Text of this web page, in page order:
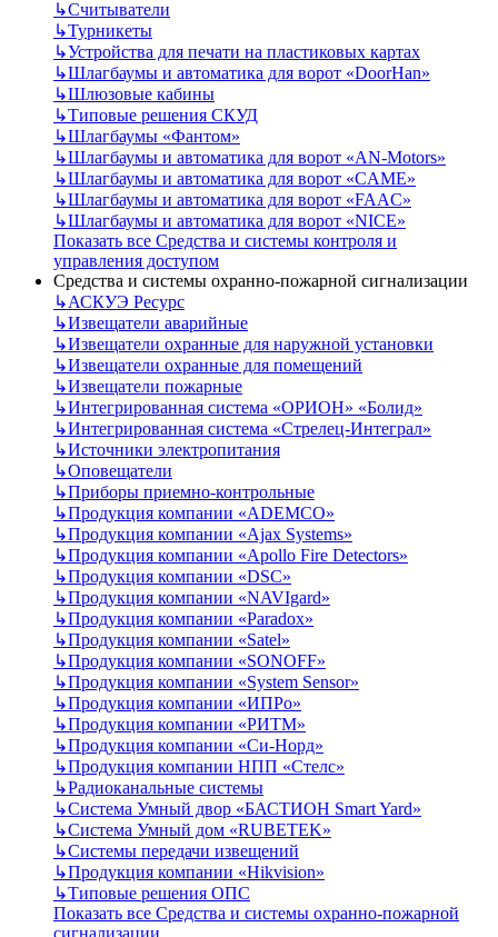
↳Считыватели
↳Турникеты
↳Устройства для печати на пластиковых картах
↳Шлагбаумы и автоматика для ворот «DoorHan»
↳Шлюзовые кабины
↳Типовые решения СКУД
↳Шлагбаумы «Фантом»
↳Шлагбаумы и автоматика для ворот «AN-Motors»
↳Шлагбаумы и автоматика для ворот «CAME»
↳Шлагбаумы и автоматика для ворот «FAAC»
↳Шлагбаумы и автоматика для ворот «NICE»
Показать все Средства и системы контроля и
управления доступом
Средства и системы охранно-пожарной сигнализации
↳АСКУЭ Ресурс
↳Извещатели аварийные
↳Извещатели охранные для наружной установки
↳Извещатели охранные для помещений
↳Извещатели пожарные
↳Интегрированная система «ОРИОН» «Болид»
↳Интегрированная система «Стрелец-Интеграл»
↳Источники электропитания
↳Оповещатели
↳Приборы приемно-контрольные
↳Продукция компании «ADEMCO»
↳Продукция компании «Ajax Systems»
↳Продукция компании «Apollo Fire Detectors»
↳Продукция компании «DSC»
↳Продукция компании «NAVIgard»
↳Продукция компании «Paradox»
↳Продукция компании «Satel»
↳Продукция компании «SONOFF»
↳Продукция компании «System Sensor»
↳Продукция компании «ИПРо»
↳Продукция компании «РИТМ»
↳Продукция компании «Си-Норд»
↳Продукция компании НПП «Стелс»
↳Радиоканальные системы
↳Система Умный двор «БАСТИОН Smart Yard»
↳Система Умный дом «RUBETEK»
↳Системы передачи извещений
↳Продукция компании «Hikvision»
↳Типовые решения ОПС
Показать все Средства и системы охранно-пожарной
сигнализации